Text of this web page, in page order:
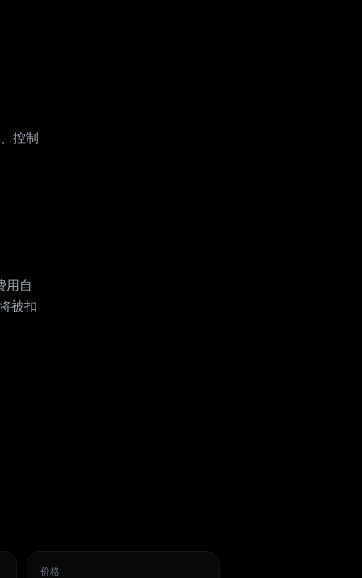
控制
用自
被扣
价格